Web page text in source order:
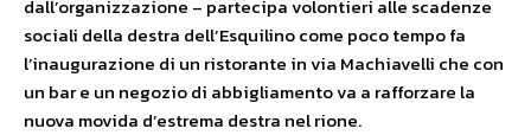
dall’organizzazione – partecipa volontieri alle scadenze
sociali della destra dell’Esquilino come poco tempo fa
l’inaugurazione di un ristorante in via Machiavelli che con
un bar e un negozio di abbigliamento va a rafforzare la
nuova movida d’estrema destra nel rione.